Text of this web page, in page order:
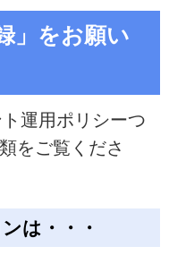
」をお願い
運用ポリシーつ
をご覧くださ
は・・・